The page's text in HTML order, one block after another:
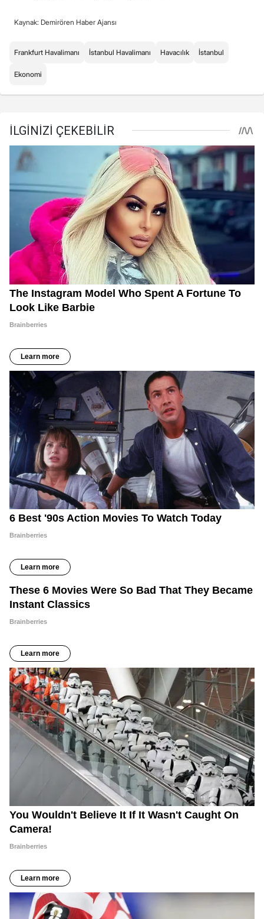
Kaynak: Demirören Haber Ajansı
Frankfurt Havalimanı İstanbul Havalimanı Havacılık İstanbul
Ekonomi